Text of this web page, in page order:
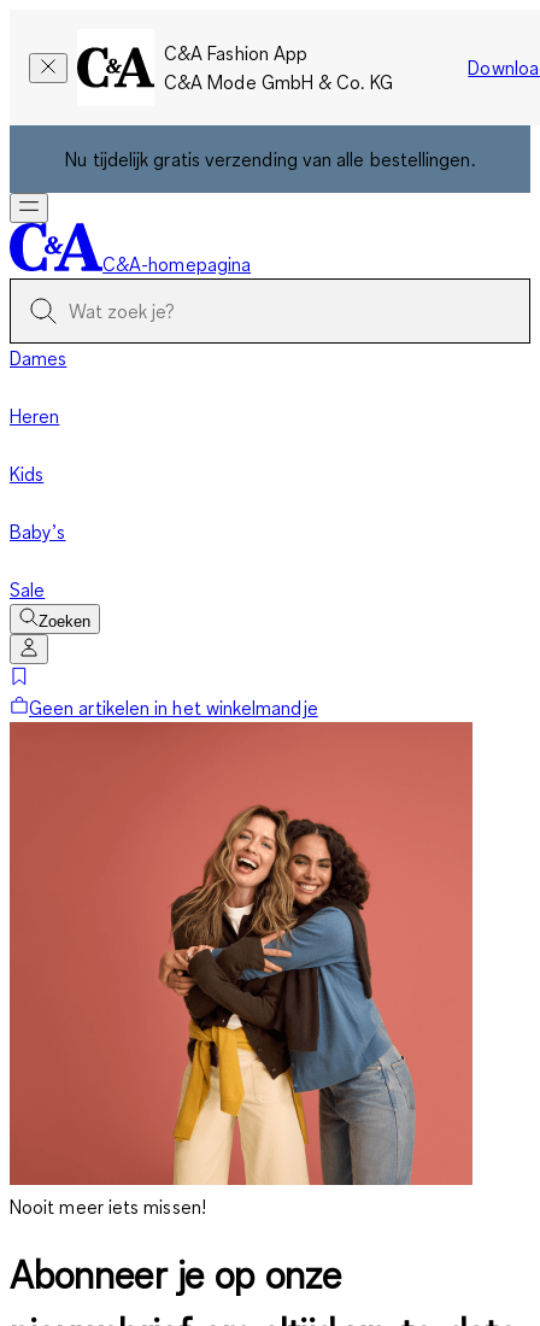
C&A Fashion App
C&A Mode GmbH & Co. KG
Nu tijdelijk gratis verzending van alle bestellingen.
C&A-homepagina
Dames
Heren
Kids
Baby’s
Sale
Zoeken
Geen artikelen in het winkelmandje
Nooit meer iets missen!
Abonneer je op onze